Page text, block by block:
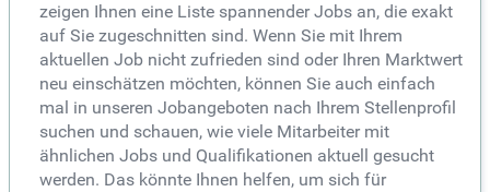
zeigen Ihnen eine Liste spannender Jobs an, die exakt
auf Sie zugeschnitten sind. Wenn Sie mit Ihrem
aktuellen Job nicht zufrieden sind oder Ihren Marktwert
neu einschätzen möchten, können Sie auch einfach
mal in unseren Jobangeboten nach Ihrem Stellenprofil
suchen und schauen, wie viele Mitarbeiter mit
ähnlichen Jobs und Qualifikationen aktuell gesucht
werden. Das könnte Ihnen helfen, um sich für